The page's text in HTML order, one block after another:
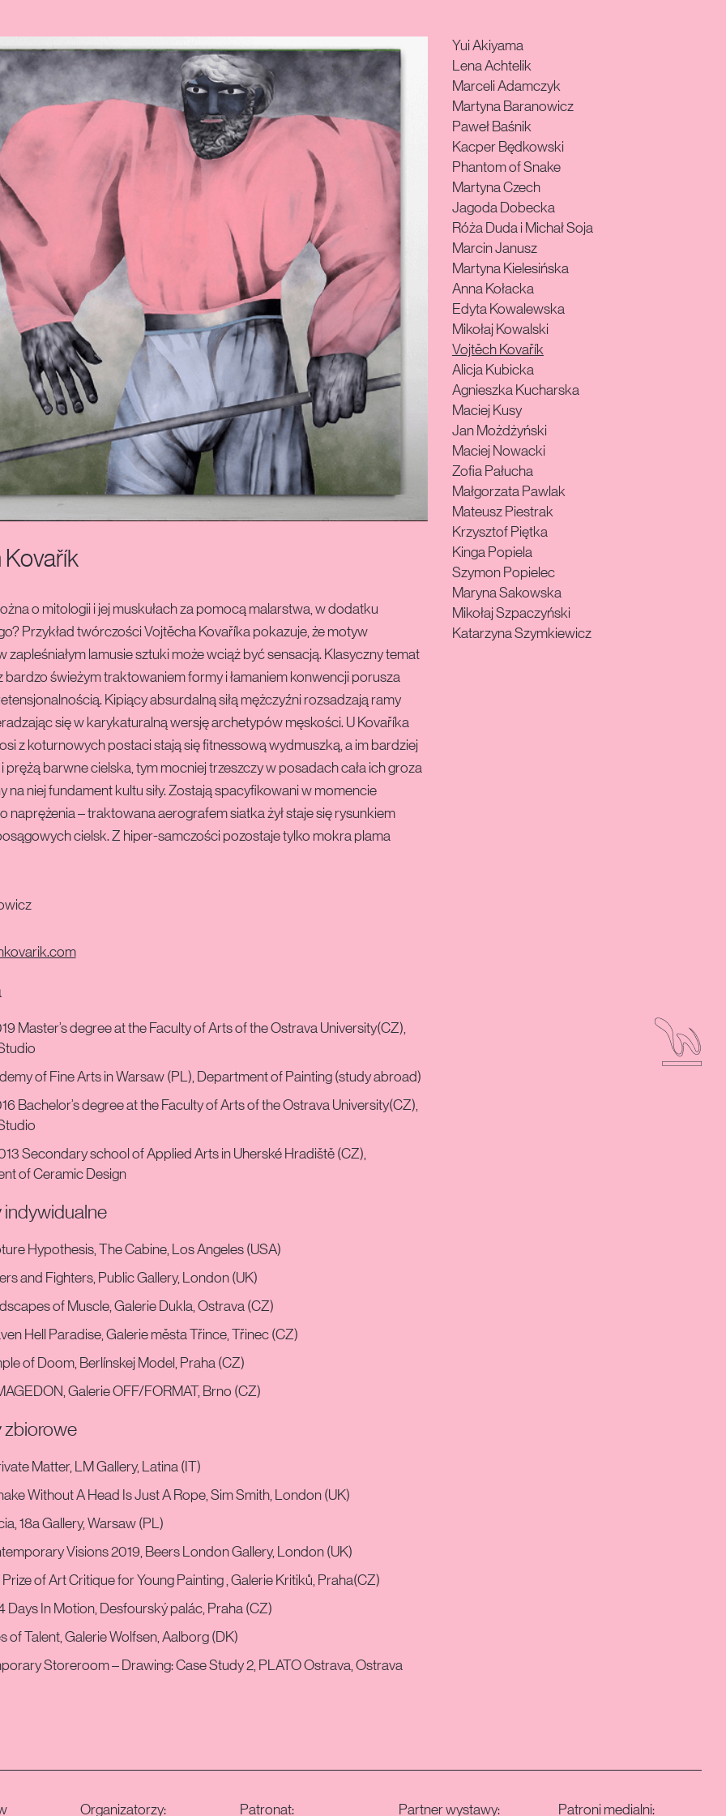
Kovařík
o mitologii i jej muskułach za pomocą malarstwa, w dodatku
Przykład twórczości Vojtěcha Kovaříka pokazuje, że motyw
zapleśniałym lamusie sztuki może wciąż być sensacją. Klasyczny temat
bardzo świeżym traktowaniem formy i łamaniem konwencji porusza
Kipiący absurdalną siłą mężczyźni rozsadzają ramy
się w karykaturalną wersję archetypów męskości. U Kovaříka
z koturnowych postaci stają się fitnessową wydmuszką, a im bardziej
i prężą barwne cielska, tym mocniej trzeszczy w posadach cała ich groza
na niej fundament kultu siły. Zostają spacyfikowani w momencie
naprężenia – traktowana aerografem siatka żył staje się rysunkiem
cielsk. Z hiper-samczości pozostaje tylko mokra plama
Master’s degree at the Faculty of Arts of the Ostrava University(CZ),
of Fine Arts in Warsaw (PL), Department of Painting (study abroad)
Bachelor’s degree at the Faculty of Arts of the Ostrava University(CZ),
Secondary school of Applied Arts in Uherské Hradiště (CZ),
of Ceramic Design
Hypothesis, The Cabine, Los Angeles (USA)
and Fighters, Public Gallery, London (UK)
of Muscle, Galerie Dukla, Ostrava (CZ)
Hell Paradise, Galerie města Třince, Třinec (CZ)
of Doom, Berlínskej Model, Praha (CZ)
Galerie OFF/FORMAT, Brno (CZ)
zbiorowe
Matter, LM Gallery, Latina (IT)
Without A Head Is Just A Rope, Sim Smith, London (UK)
18a Gallery, Warsaw (PL)
Visions 2019, Beers London Gallery, London (UK)
Prize of Art Critique for Young Painting , Galerie Kritiků, Praha(CZ)
Days In Motion, Desfourský palác, Praha (CZ)
of Talent, Galerie Wolfsen, Aalborg (DK)
Storeroom – Drawing: Case Study 2, PLATO Ostrava, Ostrava
Yui Akiyama
Lena Achtelik
Marceli Adamczyk
Martyna Baranowicz
Paweł Baśnik
Kacper Będkowski
Phantom of Snake
Martyna Czech
Jagoda Dobecka
Róża Duda i Michał Soja
Marcin Janusz
Martyna Kielesińska
Anna Kołacka
Edyta Kowalewska
Mikołaj Kowalski
Vojtěch Kovařík
Alicja Kubicka
Agnieszka Kucharska
Maciej Kusy
Jan Możdżyński
Maciej Nowacki
Zofia Pałucha
Małgorzata Pawlak
Mateusz Piestrak
Krzysztof Piętka
Kinga Popiela
Szymon Popielec
Maryna Sakowska
Mikołaj Szpaczyński
Katarzyna Szymkiewicz
Organizatorzy: Patronat: Partner wystawy: Patroni medialni: